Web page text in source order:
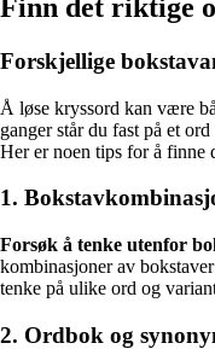
Finn det riktige
Forskjellige
Å løse kryssord kan være
ganger står du fast på et
Her er noen tips for å finne
1.
Forsøk å tenke utenfor
kombinasjoner av
tenke på ulike ord og
2. Ordbok og